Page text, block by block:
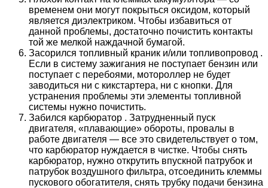
временем они могут покрыться оксидом, который
является диэлектриком. Чтобы избавиться от
данной проблемы, достаточно почистить контакты
той же мелкой наждачной бумагой.
Засорился топливный краник и/или топливопровод .
Если в систему зажигания не поступает бензин или
поступает с перебоями, мотороллер не будет
заводиться ни с кикстартера, ни с кнопки. Для
устранения проблемы эти элементы топливной
системы нужно почистить.
Забился карбюратор . Затрудненный пуск
двигателя, «плавающие» обороты, провалы в
работе двигателя — все это свидетельствует о том,
что карбюратор нуждается в чистке. Чтобы снять
карбюратор, нужно открутить впускной патрубок и
патрубок воздушного фильтра, отсоединить клеммы
пускового обогатителя, снять трубку подачи бензина